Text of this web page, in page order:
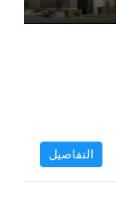
التفاصيل